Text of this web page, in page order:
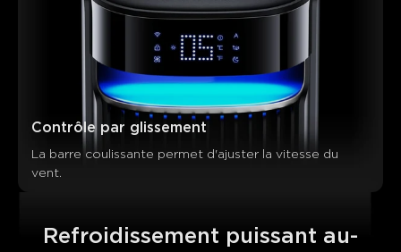
Contrôle par glissement
La barre coulissante permet d'ajuster la vitesse du
vent.
Refroidissement puissant au-